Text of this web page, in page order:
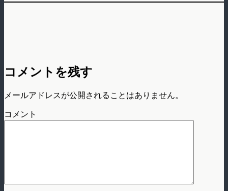
コメントを残す
メールアドレスが公開されることはありません。
コメント